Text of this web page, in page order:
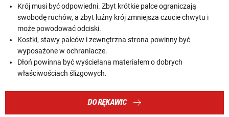
Krój musi być odpowiedni. Zbyt krótkie palce ograniczają
swobodę ruchów, a zbyt luźny krój zmniejsza czucie chwytu i
może powodować odciski.
Kostki, stawy palców i zewnętrzna strona powinny być
wyposażone w ochraniacze.
Dłoń powinna być wyściełana materiałem o dobrych
właściwościach ślizgowych.
DO RĘKAWIC